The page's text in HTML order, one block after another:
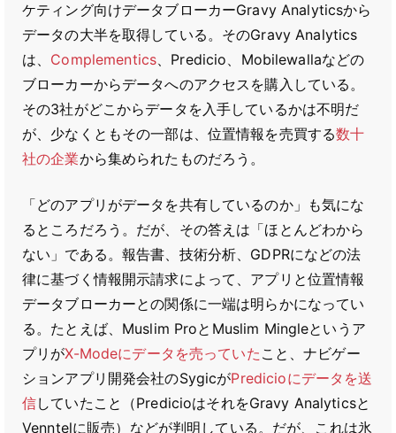
ケティング向けデータブローカーGravy Analyticsから
データの大半を取得している。そのGravy Analytics
は、 Complementics、Predicio、Mobilewallaなどの
ブローカーからデータへのアクセスを購入している。
その3社がどこからデータを入手しているかは不明だ
が、少なくともその一部は、位置情報を売買する数十
社の企業から集められたものだろう。
「どのアプリがデータを共有しているのか」も気にな
るところだろう。だが、その答えは「ほとんどわから
ない」である。報告書、技術分析、GDPRになどの法
律に基づく情報開示請求によって、アプリと位置情報
データブローカーとの関係に一端は明らかになってい
る。たとえば、Muslim ProとMuslim Mingleというア
プリがX-Modeにデータを売っていた こと、ナビゲー
ションアプリ開発会社のSygicがPredicioにデータを送
信していたこと（PredicioはそれをGravy Analyticsと
Venntelに販売）などが判明している。だが、これは氷